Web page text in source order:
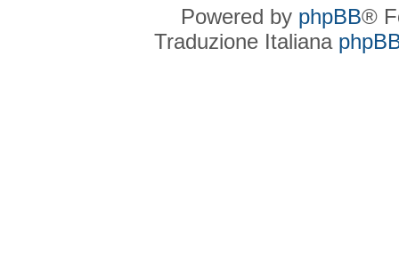
Powered by phpBB®
Traduzione Italiana